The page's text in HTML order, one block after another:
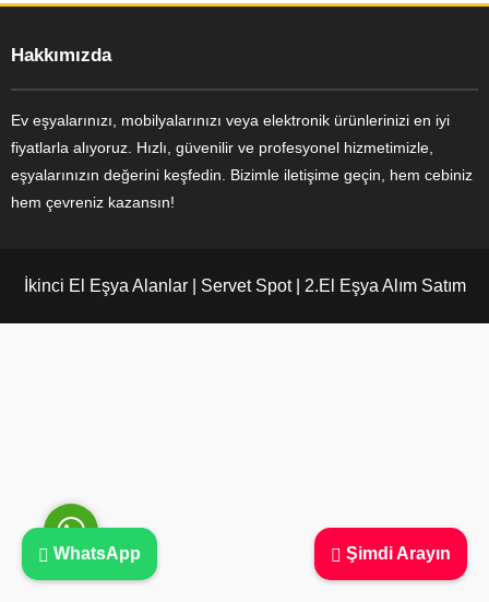
Hakkımızda
Ev eşyalarınızı, mobilyalarınızı veya elektronik ürünlerinizi en iyi
fiyatlarla alıyoruz. Hızlı, güvenilir ve profesyonel hizmetimizle,
eşyalarınızın değerini keşfedin. Bizimle iletişime geçin, hem cebiniz
hem çevreniz kazansın!
İkinci El Eşya Alanlar | Servet Spot | 2.El Eşya Alım Satım
Şimdi Arayın
WhatsApp